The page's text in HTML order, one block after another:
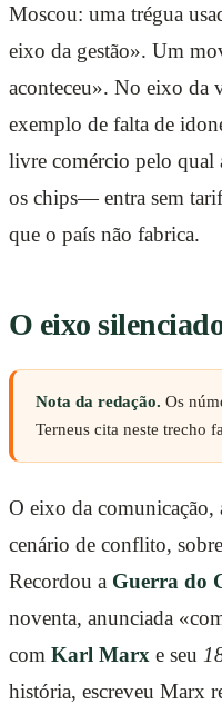
Moscou: uma trégua
eixo da gestão». Um
aconteceu». No eixo da
exemplo de falta de
livre comércio pelo qual
os chips— entra sem
que o país não fabrica.
O eixo
Nota da redação. Os
Terneus cita neste trecho
O eixo da comunicação,
cenário de conflito,
Recordou a Guerra do
noventa, anunciada
com Karl Marx e seu
história, escreveu Marx